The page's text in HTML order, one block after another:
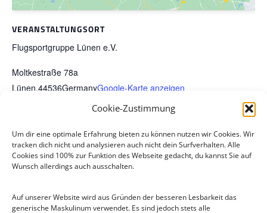
Cookie-Zustimmung
Um dir eine optimale Erfahrung bieten zu können nutzen wir Cookies. Wir
tracken dich nicht und analysieren auch nicht dein Surfverhalten. Alle
Cookies sind 100% zur Funktion des Webseite gedacht, du kannst Sie auf
Wunsch allerdings auch ausschalten.
Auf unserer Website wird aus Gründen der besseren Lesbarkeit das
generische Maskulinum verwendet. Es sind jedoch stets alle
VERANSTALTUNGSORT
Flugsportgruppe Lünen e.V.
Moltkestraße 78a
Lünen,44536GermanyGoogle-Karte anzeigen
Saisonbeginn 2024 Sommerlehrgang 2024 in Landau